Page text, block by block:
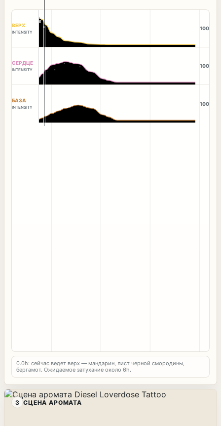
ВЕРХ
INTENSITY
100
СЕРДЦЕ
INTENSITY
100
БАЗА
INTENSITY
100
0.0h: сейчас ведет верх — мандарин, лист черной смородины,
бергамот. Ожидаемое затухание около 6h.
3 СЦЕНА АРОМАТА